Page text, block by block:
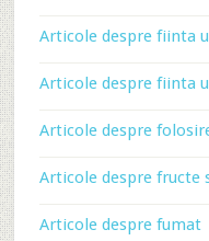
Articole despre fiinta
Articole despre fiinta
Articole despre
Articole despre
Articole despre fumat